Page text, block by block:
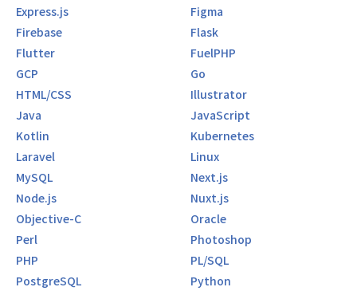
Express.js
Figma
Firebase
Flask
Flutter
FuelPHP
GCP
Go
HTML/CSS
Illustrator
Java
JavaScript
Kotlin
Kubernetes
Laravel
Linux
MySQL
Next.js
Node.js
Nuxt.js
Objective-C
Oracle
Perl
Photoshop
PHP
PL/SQL
PostgreSQL
Python